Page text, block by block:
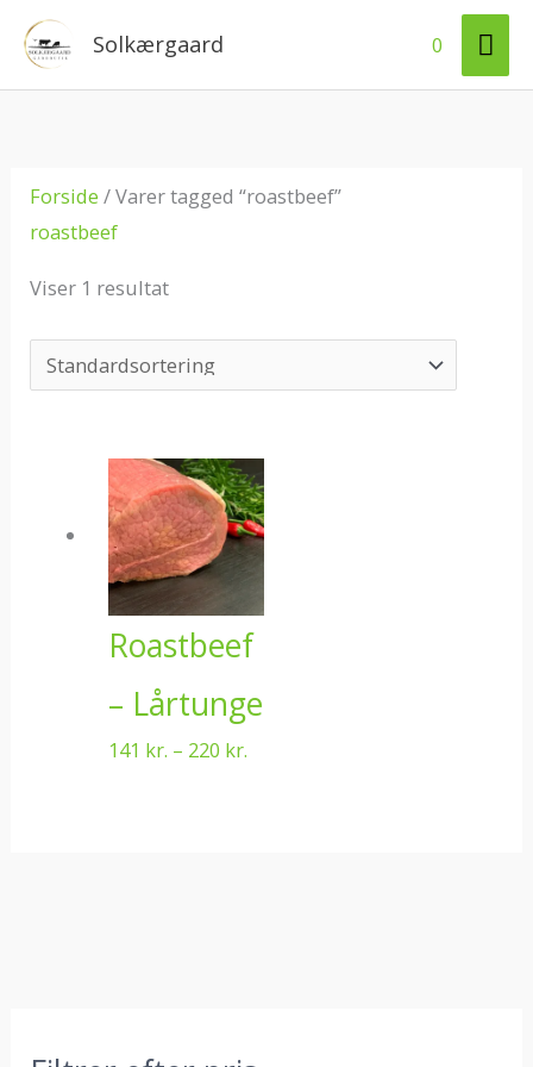
indholdet
Solkærgaard 0
Forside / Varer tagged “roastbeef”
roastbeef
Viser 1 resultat
Roastbeef
– Lårtunge
141 kr. – 220 kr.
141 kr.
til
220 kr.